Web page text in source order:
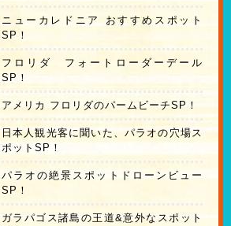
ニューカレドニア おすすめスポット
SP！
フロリダ フォートローダーデール
SP！
アメリカ フロリダのパームビーチSP！
日本人観光客に聞いた、パラオの穴場ス
ポットSP！
パラオの絶景スポットドローンビュー
SP！
ガラパゴス諸島の王道&意外なスポット